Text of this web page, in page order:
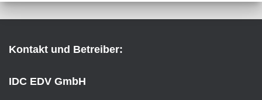
Kontakt und Betreiber:
IDC EDV GmbH